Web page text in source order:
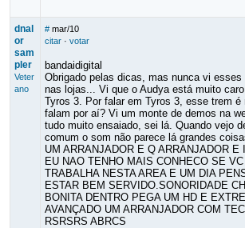
dnal
or
sam
pler
Veter
ano
# mar/10
citar· votar
bandaidigital
Obrigado pelas dicas, mas nunca vi esses
nas lojas... Vi que o Audya está muito
Tyros 3. Por falar em Tyros 3, esse trem
falam por aí? Vi um monte de demos na
tudo muito ensaiado, sei lá. Quando vejo
comum o som não parece lá grandes
UM ARRANJADOR E Q ARRANJADOR E
EU NAO TENHO MAIS CONHECO SE
TRABALHA NESTA AREA E UM DIA
ESTAR BEM SERVIDO.SONORIDADE
BONITA DENTRO PEGA UM HD E
AVANÇADO UM ARRANJADOR COM
RSRSRS ABRCS